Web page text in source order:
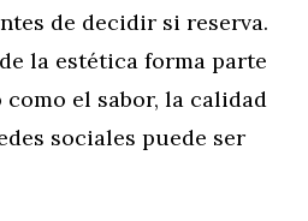
de decidir si reserva.
la estética forma parte
el sabor, la calidad
sociales puede ser